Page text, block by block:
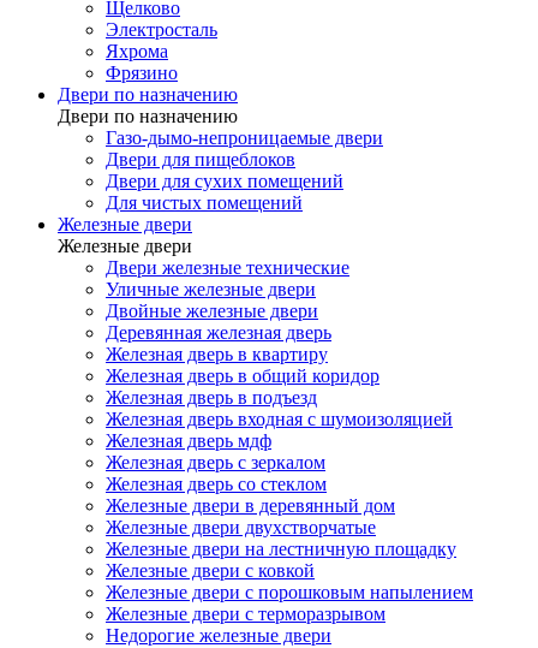
Щелково
Электросталь
Яхрома
Фрязино
Двери по назначению
Двери по назначению
Газо-дымо-непроницаемые двери
Двери для пищеблоков
Двери для сухих помещений
Для чистых помещений
Железные двери
Железные двери
Двери железные технические
Уличные железные двери
Двойные железные двери
Деревянная железная дверь
Железная дверь в квартиру
Железная дверь в общий коридор
Железная дверь в подъезд
Железная дверь входная с шумоизоляцией
Железная дверь мдф
Железная дверь с зеркалом
Железная дверь со стеклом
Железные двери в деревянный дом
Железные двери двухстворчатые
Железные двери на лестничную площадку
Железные двери с ковкой
Железные двери с порошковым напылением
Железные двери с терморазрывом
Недорогие железные двери